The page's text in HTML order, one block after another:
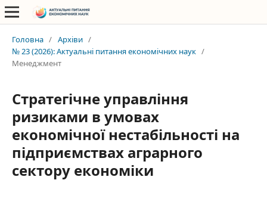
Головна / Архіви /
№ 23 (2026): Актуальні питання економічних наук /
Менеджмент
Стратегічне управління
ризиками в умовах
економічної нестабільності на
підприємствах аграрного
сектору економіки